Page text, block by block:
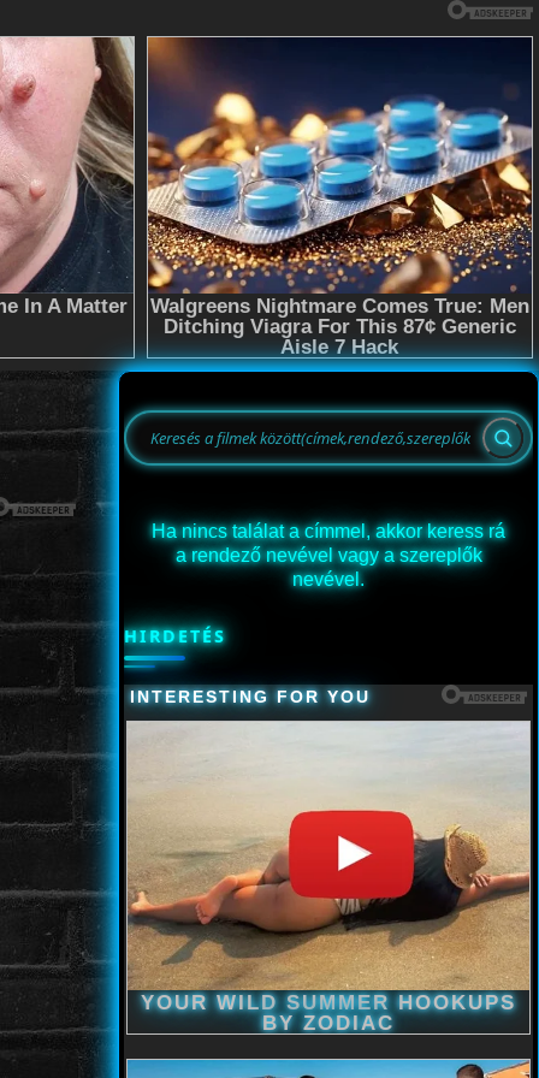
Ha nincs találat a címmel, akkor keress rá
a rendező nevével vagy a szereplők
nevével.
HIRDETÉS